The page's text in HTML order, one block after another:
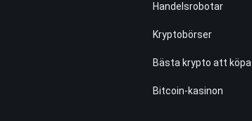
Handelsrobotar
Kryptobörser
Bästa krypto att köpa
Bitcoin-kasinon